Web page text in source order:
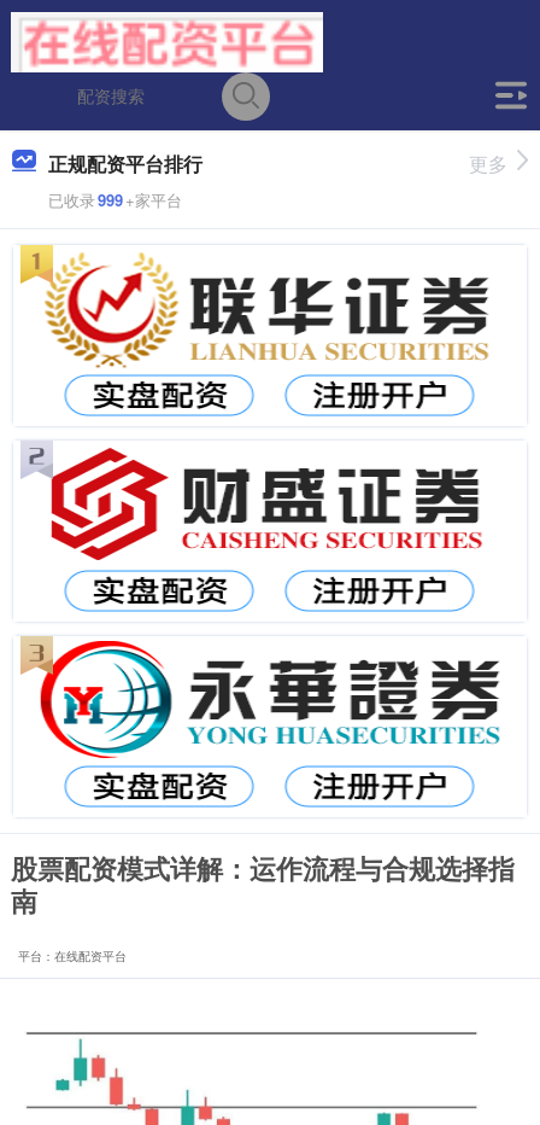
正规配资平台排行
已收录999+家平台
更多
股票配资模式详解：运作流程与合规选择指
南
平台：在线配资平台